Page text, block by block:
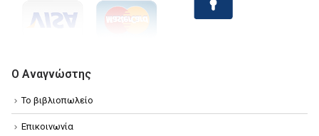
Ο Αναγνώστης
Το βιβλιοπωλείο
Επικοινωνία